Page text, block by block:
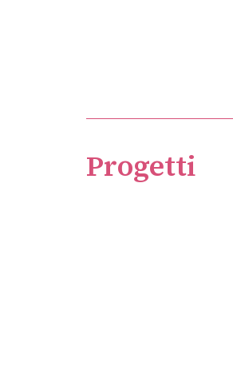
Progetti